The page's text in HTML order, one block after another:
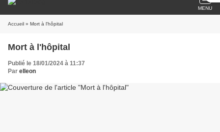
MENU
Accueil » Mort à l'hôpital
Mort à l'hôpital
Publié le 18/01/2024 à 11:37
Par elleon